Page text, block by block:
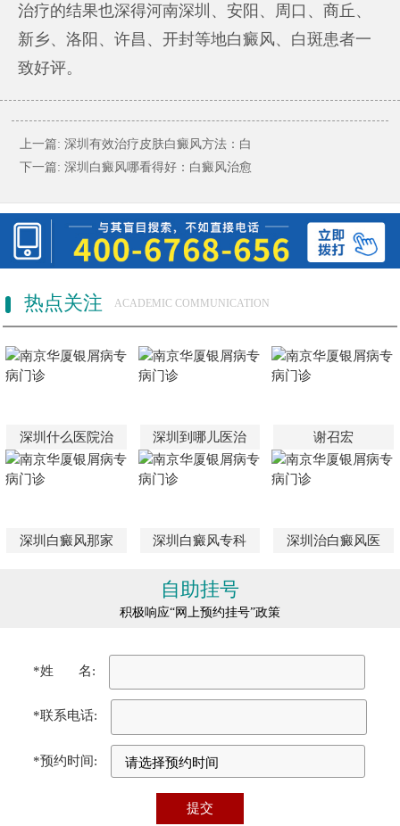
治疗的结果也深得河南深圳、安阳、周口、商丘、
新乡、洛阳、许昌、开封等地白癜风、白斑患者一
致好评。
上一篇: 深圳有效治疗皮肤白癜风方法：白
下一篇: 深圳白癜风哪看得好：白癜风治愈
热点关注 ACADEMIC COMMUNICATION
深圳什么医院治 深圳到哪儿医治 谢召宏
深圳白癜风那家 深圳白癜风专科 深圳治白癜风医
自助挂号
积极响应“网上预约挂号”政策
*姓 名:
*联系电话:
*预约时间: